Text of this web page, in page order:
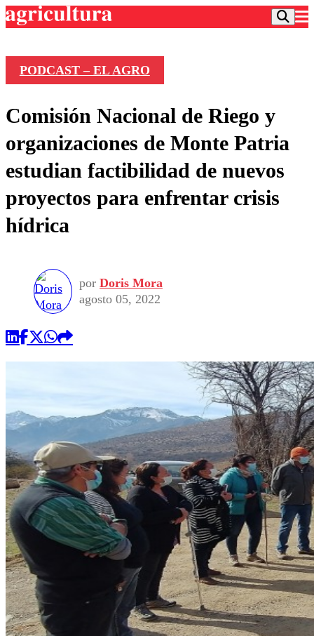
Frecuencias
Agricultura TV
Deportes
Colo Colo
Motor
Universidad Católica
Universidad de Chile
Entretención
Política
Sustentabilidad
Vida Social
Comercial
PODCAST – EL AGRO
Comisión Nacional de Riego y
organizaciones de Monte Patria
estudian factibilidad de nuevos
proyectos para enfrentar crisis
hídrica
por Doris Mora
agosto 05, 2022